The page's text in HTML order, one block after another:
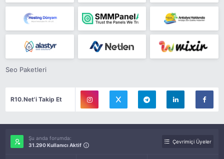
Seo Paketleri
R10.Net'i Takip Et
Şu anda forumda:
31.290 Kullanıcı Aktif
Çevrimiçi Üyeler